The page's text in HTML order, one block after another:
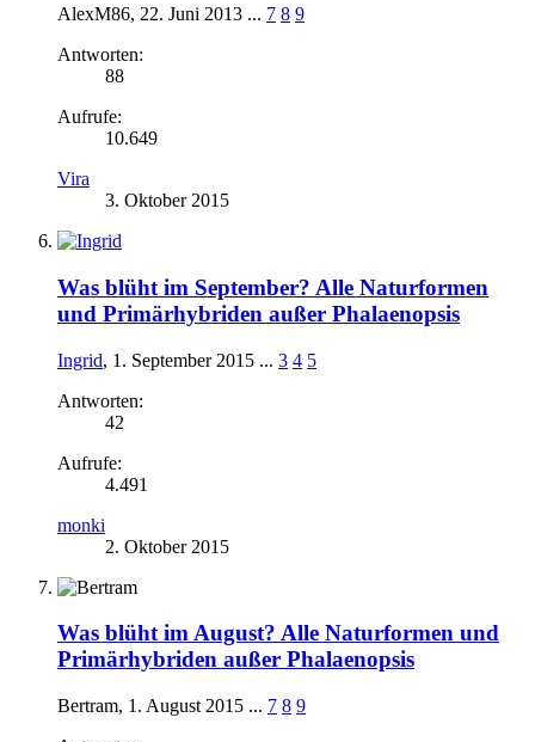
AlexM86, 22. Juni 2013 ... 7 8 9
Antworten:
88
Aufrufe:
10.649
Vira
3. Oktober 2015
Was blüht im September? Alle Naturformen
und Primärhybriden außer Phalaenopsis
Ingrid, 1. September 2015 ... 3 4 5
Antworten:
42
Aufrufe:
4.491
monki
2. Oktober 2015
Was blüht im August? Alle Naturformen und
Primärhybriden außer Phalaenopsis
Bertram, 1. August 2015 ... 7 8 9